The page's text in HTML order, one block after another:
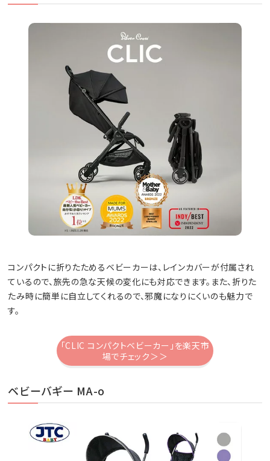
コンパクトに折りたためるベビーカーは、レインカバーが付属され
ているので、旅先の急な天候の変化にも対応できます。また、折りた
たみ時に簡単に自立してくれるので、邪魔になりにくいのも魅力で
す。
「CLIC コンパクトベビーカー」を楽天市
場でチェック＞＞
ベビーバギー MA-o